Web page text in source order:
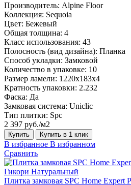
Производитель: Alpine Floor
Коллекция: Sequoia
Цвет: Бежевый
Общая толщина: 4
Класс использования: 43
Полосность (вид дизайна): Планка
Способ укладки: Замковой
Количество в упаковке: 10
Размер ламели: 1220х183х4
Кратность упаковки: 2.232
Фаска: Да
Замковая система: Uniclic
Тип плитки: Spc
2 397 руб./м2
Купить Купить в 1 клик
В избранное В избранном
Сравнить
Плитка замковая SPC Home Expert